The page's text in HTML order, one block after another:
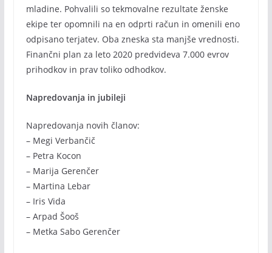
mladine. Pohvalili so tekmovalne rezultate ženske
ekipe ter opomnili na en odprti račun in omenili eno
odpisano terjatev. Oba zneska sta manjše vrednosti.
Finančni plan za leto 2020 predvideva 7.000 evrov
prihodkov in prav toliko odhodkov.
Napredovanja in jubileji
Napredovanja novih članov:
– Megi Verbančič
– Petra Kocon
– Marija Gerenčer
– Martina Lebar
– Iris Vida
– Arpad Šooš
– Metka Sabo Gerenčer